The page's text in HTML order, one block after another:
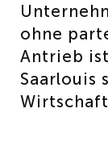
ohne
Antrieb
Saarlouis